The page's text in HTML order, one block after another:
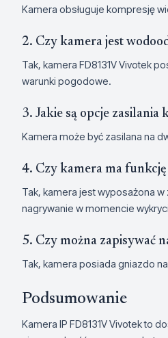
Kamera obsługuje kompresję
2. Czy kamera jest
Tak, kamera FD8131V Vivotek
warunki pogodowe.
3. Jakie są opcje zasilania
Kamera może być zasilana na
4. Czy kamera ma
Tak, kamera jest wyposażona
nagrywanie w momencie
5. Czy można zapisywać
Tak, kamera posiada gniazdo
Podsumowanie
Kamera IP FD8131V Vivotek to